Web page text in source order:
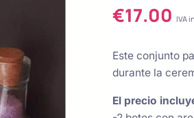
5 en base
avaloración
€17.00 IVA
Este conjunto
durante la
El precio